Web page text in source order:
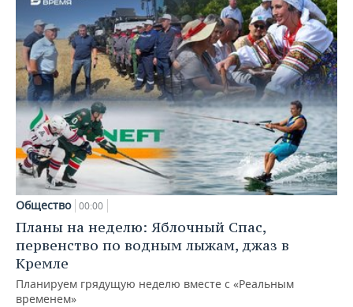
Общество 00:00
Планы на неделю: Яблочный Спас,
первенство по водным лыжам, джаз в
Кремле
Планируем грядущую неделю вместе с «Реальным
временем»